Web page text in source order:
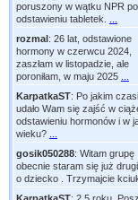
poruszony w wątku NPR po
odstawieniu tabletek.
rozmal: 26 lat, odstawione
hormony w czerwcu 2024,
zaszłam w listopadzie, ale
poroniłam, w maju 2025
KarpatkaST: Po jakim
udało Wam się zajść w
odstawieniu hormonów i w
wieku?
gosik050288: Witam grupę
obecnie staram się już
o dziecko . Trzymajcie